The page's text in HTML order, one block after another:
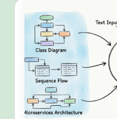
-
o
e